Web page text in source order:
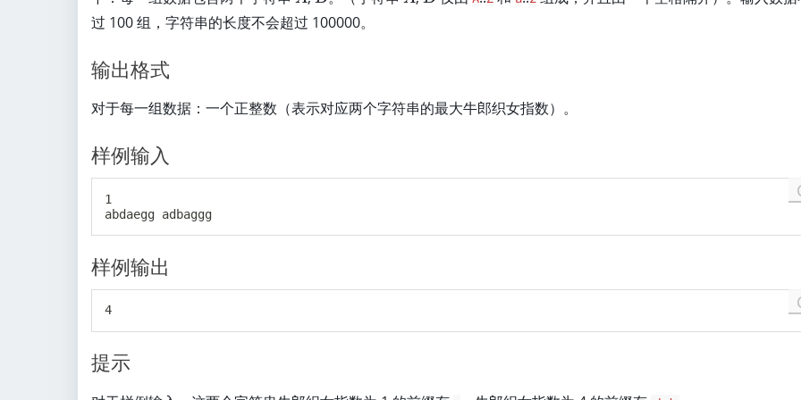
le
q
过 100 组，字符串的长度不会超过 100000。
输出格式
对于每一组数据：一个正整数（表示对应两个字符串的最大牛郎织女指数）。
样例输入
1
样例输出
提示